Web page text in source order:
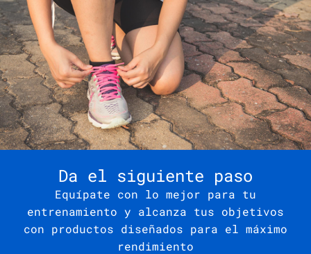
Da el siguiente paso
Equípate con lo mejor para tu
entrenamiento y alcanza tus objetivos
con productos diseñados para el máximo
rendimiento